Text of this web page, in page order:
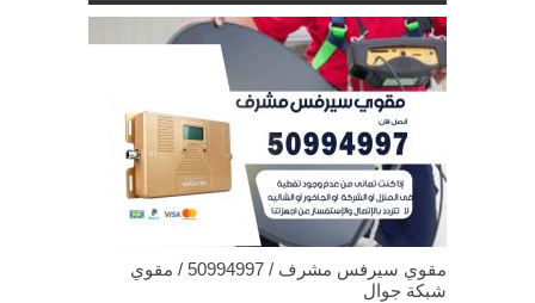
مقوي سيرفس مشرف / 50994997 / مقوي
شبكة جوال